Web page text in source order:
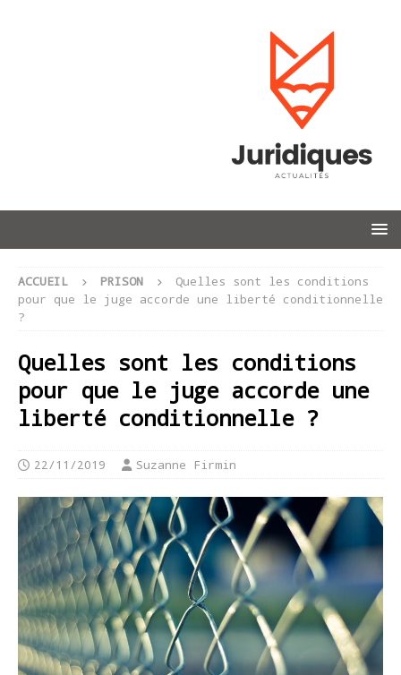
ACCUEIL PRISON
Quelles sont les conditions
pour que le juge accorde une liberté conditionnelle
?
Quelles sont les conditions
pour que le juge accorde une
liberté conditionnelle ?
22/11/2019 Suzanne Firmin